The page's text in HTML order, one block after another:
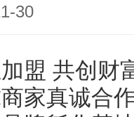
30
盟 共创财
家真诚合